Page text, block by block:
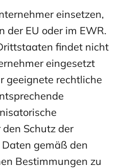
einsetzen,
der EU oder im EWR.
findet nicht
eingesetzt
geeignete rechtliche
Schutz der
gemäß den
Bestimmungen zu